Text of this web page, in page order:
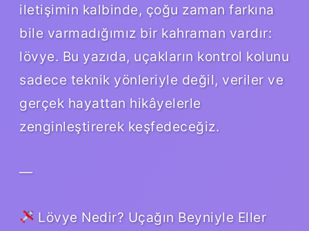
iletişimin kalbinde, çoğu zaman farkına
bile varmadığımız bir kahraman vardır:
lövye. Bu yazıda, uçakların kontrol kolunu
sadece teknik yönleriyle değil, veriler ve
gerçek hayattan hikâyelerle
zenginleştirerek keşfedeceğiz.
—
Lövye Nedir? Uçağın Beyniyle Eller